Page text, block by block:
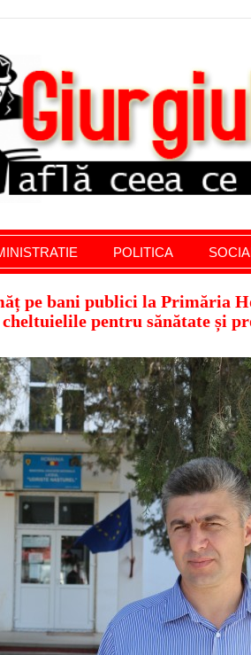
giurgiu, stiri politice,
POLITICA
pe bani publici la Primăria
pentru sănătate și